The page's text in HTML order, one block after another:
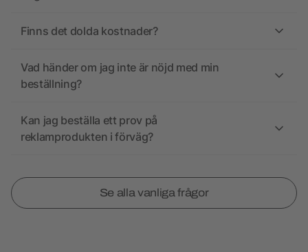
Finns det dolda kostnader?
Vad händer om jag inte är nöjd med min
beställning?
Kan jag beställa ett prov på
reklamprodukten i förväg?
Se alla vanliga frågor